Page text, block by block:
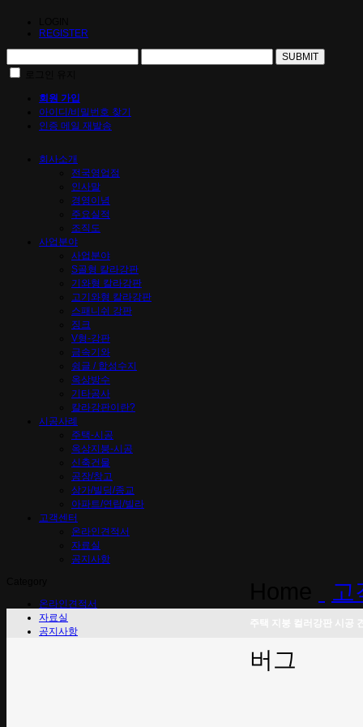
REGISTER
SUBMIT
회원 가입
아이디/비밀번호 찾기
인증 메일 재발송
회사소개
전국영업점
인사말
경영이념
주요실적
조직도
사업분야
사업분야
S골형 칼라강판
기와형 칼라강판
고기와형 칼라강판
스패니쉬 강판
징크
V형-강판
금속기와
슁글 / 합성수지
옥상방수
기타공사
칼라강판이란?
시공사례
주택-시공
옥상지붕-시공
신축건물
공장/창고
상가/빌딩/종교
아파트/연립/빌라
고객센터
온라인견적서
자료실
공지사항
온라인견적서
자료실
공지사항
고
버그